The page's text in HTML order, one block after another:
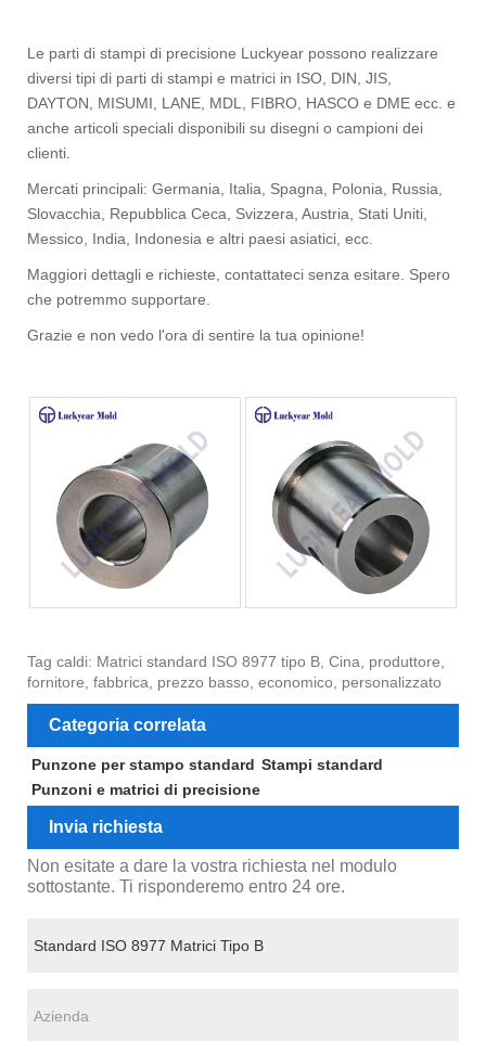
Le parti di stampi di precisione Luckyear possono realizzare
diversi tipi di parti di stampi e matrici in ISO, DIN, JIS,
DAYTON, MISUMI, LANE, MDL, FIBRO, HASCO e DME ecc. e
anche articoli speciali disponibili su disegni o campioni dei
clienti.
Mercati principali: Germania, Italia, Spagna, Polonia, Russia,
Slovacchia, Repubblica Ceca, Svizzera, Austria, Stati Uniti,
Messico, India, Indonesia e altri paesi asiatici, ecc.
Maggiori dettagli e richieste, contattateci senza esitare. Spero
che potremmo supportare.
Grazie e non vedo l'ora di sentire la tua opinione!
Tag caldi: Matrici standard ISO 8977 tipo B, Cina, produttore,
fornitore, fabbrica, prezzo basso, economico, personalizzato
Categoria correlata
Punzone per stampo standard Stampi standard
Punzoni e matrici di precisione
Invia richiesta
Non esitate a dare la vostra richiesta nel modulo
sottostante. Ti risponderemo entro 24 ore.